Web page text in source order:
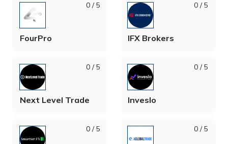
0 / 5
FourPro
0 / 5
IFX Brokers
0 / 5
Next Level Trade
0 / 5
Inveslo
0 / 5 0 / 5